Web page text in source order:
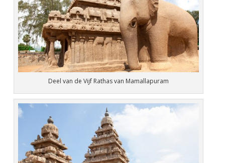
Deel van de Vijf Rathas van Mamallapuram